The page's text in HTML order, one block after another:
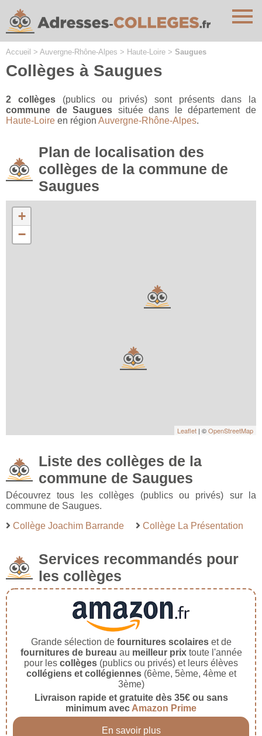
Accueil > Auvergne-Rhône-Alpes > Haute-Loire > Saugues
Collèges à Saugues
2 collèges(publics ou privés) sont présents dans la
commune de Saugues située dans le département de
Haute-Loire en région Auvergne-Rhône-Alpes.
Plan de localisation des
collèges de la commune de
Saugues
+
−
Leaflet | ©OpenStreetMap
Liste des collèges de la
commune de Saugues
Découvrez tous les collèges (publics ou privés) sur la
commune de Saugues.
Collège Joachim Barrande
Collège La Présentation
Services recommandés pour
les collèges
Grande sélection de fournitures scolaireset de
fournitures de bureau au meilleur prixtoute l'année
pour les collèges (publics ou privés) et leurs élèves
collégiens et collégiennes(6ème, 5ème, 4ème et
3ème)
Livraison rapide et gratuite dès 35€ ou sans
minimum avec Amazon Prime
En savoir plus